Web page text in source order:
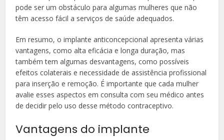
pode ser um obstáculo para algumas mulheres que não
têm acesso fácil a serviços de saúde adequados.
Em resumo, o implante anticoncepcional apresenta várias
vantagens, como alta eficácia e longa duração, mas
também tem algumas desvantagens, como possíveis
efeitos colaterais e necessidade de assistência profissional
para inserção e remoção. É importante que cada mulher
avalie esses aspectos em consulta com seu médico antes
de decidir pelo uso desse método contraceptivo.
Vantagens do implante